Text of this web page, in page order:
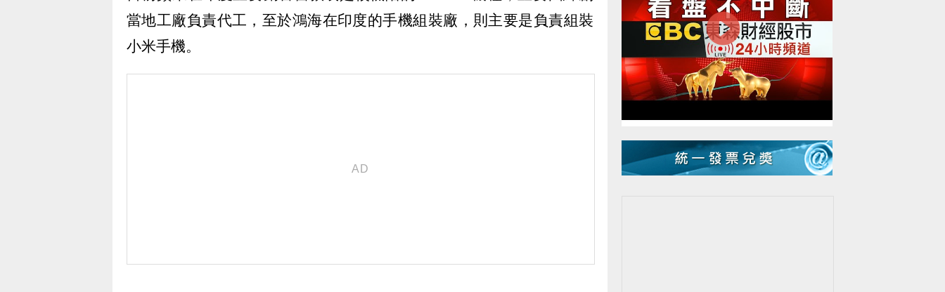
當地工廠負責代工，至於鴻海在印度的手機組裝廠，則主要是負責組裝
小米手機。